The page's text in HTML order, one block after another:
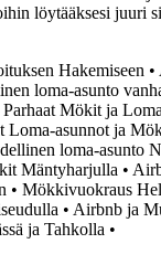
löytääksesi juuri
Hakemiseen •
loma-asunto
Mökit ja
Loma-asunnot ja
loma-asunto
Mäntyharjulla •
• Mökkivuokraus
• Airbnb ja
ja Tahkolla •